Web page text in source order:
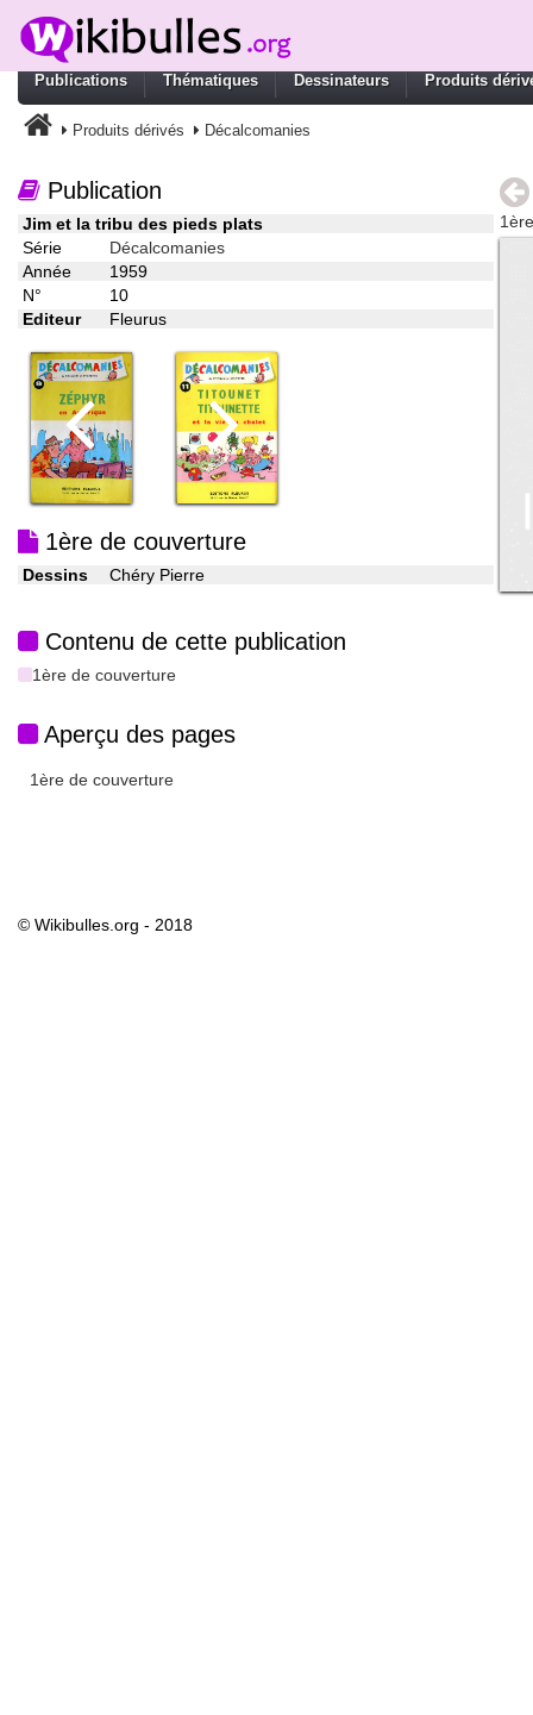
Publications Thématiques Dessinateurs Produits
Produits dérivés Décalcomanies
Publication
Jim et la tribu des pieds plats
Série
Décalcomanies
Année
1959
N°
10
Editeur
Fleurus
1ère de couverture
Dessins Chéry Pierre
Contenu de cette publication
1ère de couverture
Aperçu des pages
1ère de couverture
© Wikibulles.org - 2018